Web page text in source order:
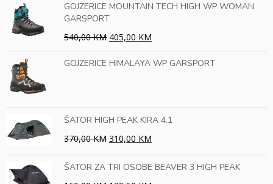
GOJZERICE MOUNTAIN TECH HIGH WP WOMAN
GARSPORT
540,00 KM 405,00 KM
GOJZERICE HIMALAYA WP GARSPORT
ŠATOR HIGH PEAK KIRA 4.1
370,00 KM 310,00 KM
ŠATOR ZA TRI OSOBE BEAVER 3 HIGH PEAK